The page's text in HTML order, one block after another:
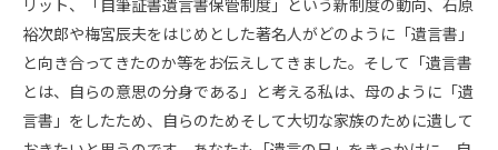
裕次郎や梅宮辰夫をはじめとした著名人がどのように「遺言書」
と向き合ってきたのか等をお伝えしてきました。そして「遺言書
とは、自らの意思の分身である」と考える私は、母のように「遺
言書」をしたため、自らのためそして大切な家族のために遺して